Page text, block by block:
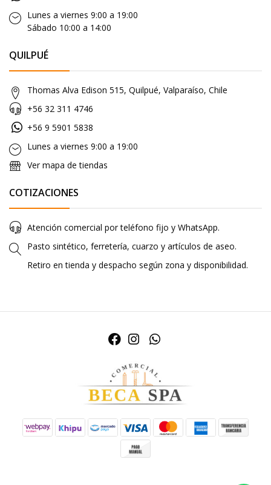
Lunes a viernes 9:00 a 19:00
Sábado 10:00 a 14:00
QUILPUÉ
Thomas Alva Edison 515, Quilpué, Valparaíso, Chile
+56 32 311 4746
+56 9 5901 5838
Lunes a viernes 9:00 a 19:00
Ver mapa de tiendas
COTIZACIONES
Atención comercial por teléfono fijo y WhatsApp.
Pasto sintético, ferretería, cuarzo y artículos de aseo.
Retiro en tienda y despacho según zona y disponibilidad.